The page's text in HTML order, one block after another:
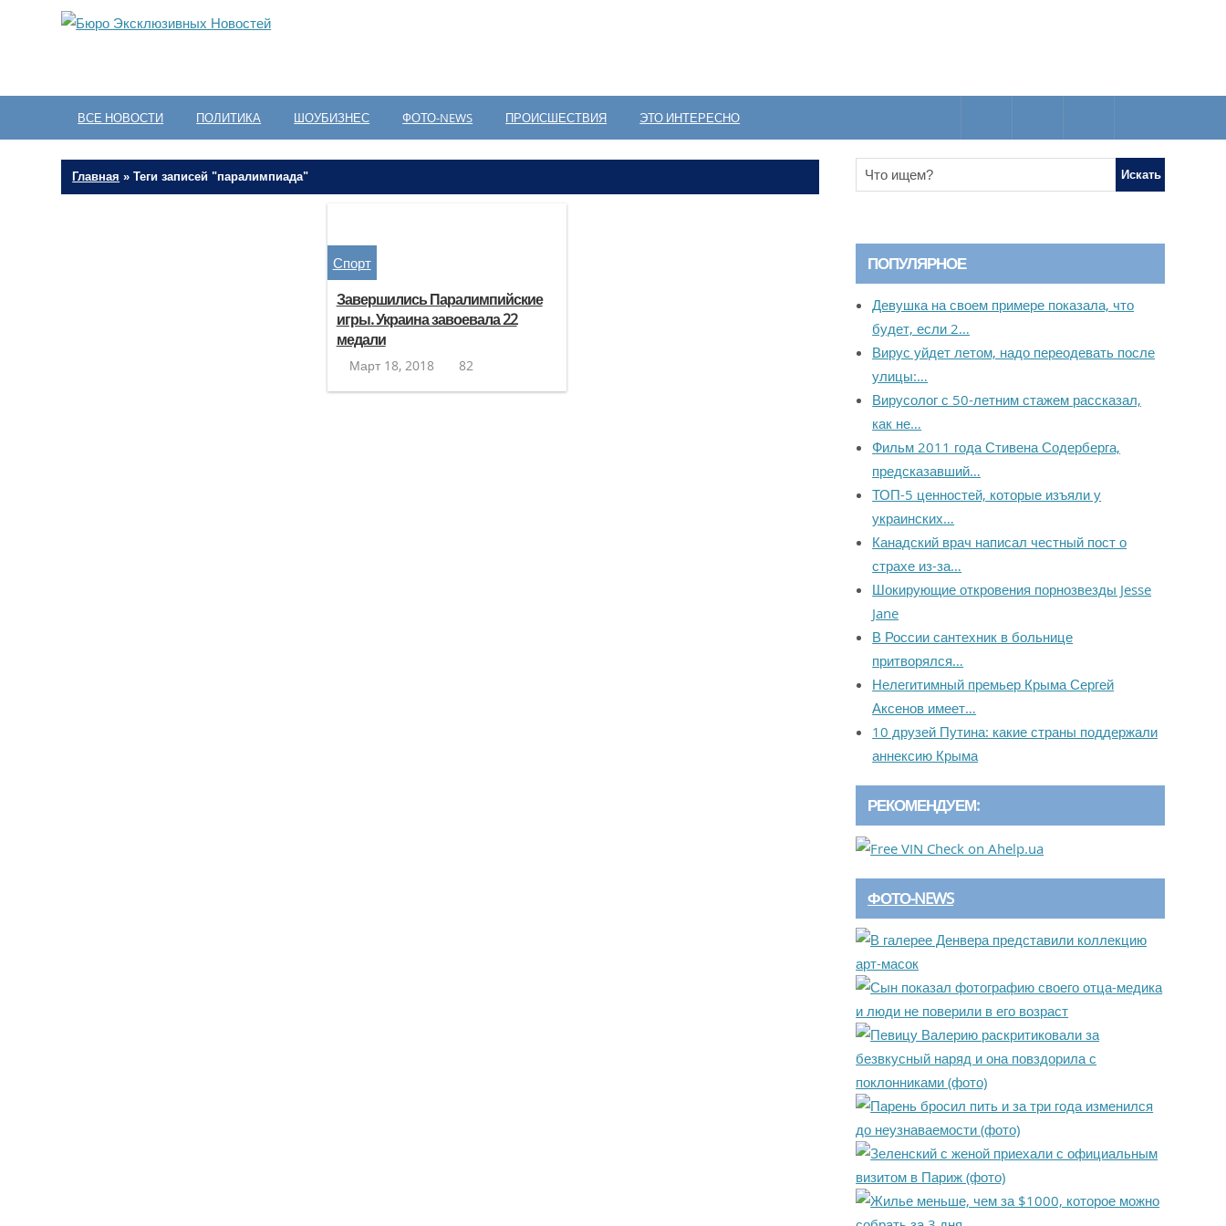
ВСЕ НОВОСТИ ПОЛИТИКА ШОУБИЗНЕС ФОТО-NEWS ПРОИСШЕСТВИЯ ЭТО ИНТЕРЕСНО
Главная »Теги записей "паралимпиада"
Спорт
Завершились Паралимпийские
игры. Украина завоевала 22
медали
Март 18, 2018 82
ПОПУЛЯРНОЕ
Девушка на своем примере показала, что
будет, если 2…
Вирус уйдет летом, надо переодевать после
улицы:…
Вирусолог с 50-летним стажем рассказал,
как не…
Фильм 2011 года Стивена Содерберга,
предсказавший…
ТОП-5 ценностей, которые изъяли у
украинских…
Канадский врач написал честный пост о
страхе из-за…
Шокирующие откровения порнозвезды Jesse
Jane
В России сантехник в больнице
притворялся…
Нелегитимный премьер Крыма Сергей
Аксенов имеет…
10 друзей Путина: какие страны поддержали
аннексию Крыма
РЕКОМЕНДУЕМ:
ФОТО-NEWS